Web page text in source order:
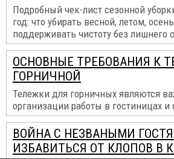
Подробный чек-лист сезонной
год: что убирать весной, летом,
поддерживать чистоту без лишнего
ОСНОВНЫЕ ТРЕБОВАНИЯ К
ГОРНИЧНОЙ
Тележки для горничных являются
организации работы в гостиницах и
ВОЙНА С НЕЗВАНЫМИ
ИЗБАВИТЬСЯ ОТ КЛОПОВ В